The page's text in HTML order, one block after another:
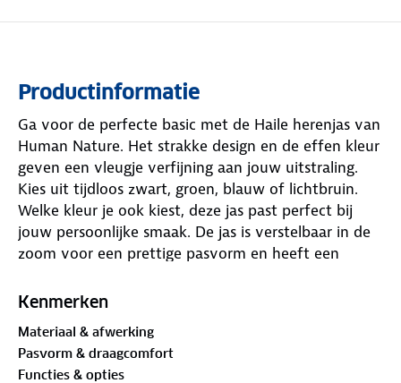
Productinformatie
Ga voor de perfecte basic met de Haile herenjas van
Human Nature. Het strakke design en de effen kleur
geven een vleugje verfijning aan jouw uitstraling.
Kies uit tijdloos zwart, groen, blauw of lichtbruin.
Welke kleur je ook kiest, deze jas past perfect bij
jouw persoonlijke smaak. De jas is verstelbaar in de
zoom voor een prettige pasvorm en heeft een
mm. Dankzij de getapete naden blijf je beschermd
tegen de meest intense regenbuien. De winddichte
Kenmerken
Materiaal & afwerking
Pasvorm & draagcomfort
Functies & opties